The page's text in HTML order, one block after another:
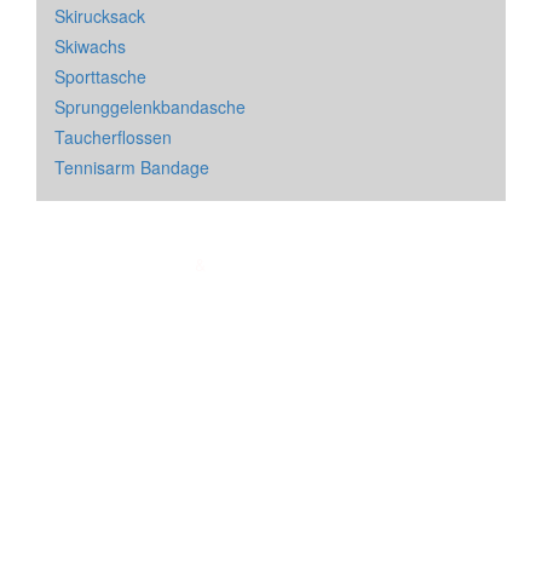
Skirucksack
Skiwachs
Sporttasche
Sprunggelenkbandasche
Taucherflossen
Tennisarm Bandage